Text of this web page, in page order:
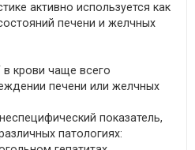
активно используется как
печени и желчных
крови чаще всего
печени или желчных
показатель,
патологиях: